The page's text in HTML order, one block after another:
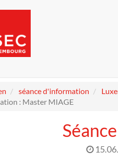
séance d'information
: Master MIAGE